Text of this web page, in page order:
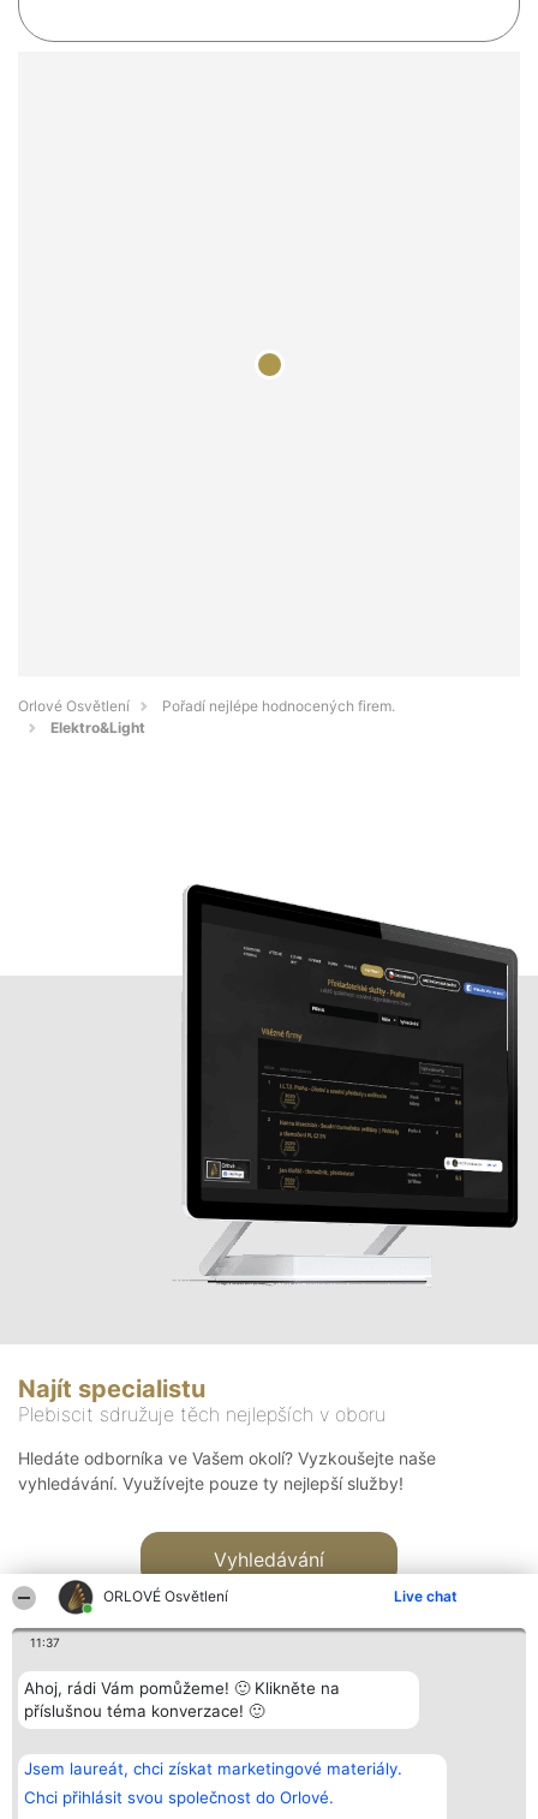
ORLOVÉ Osvětlení Live chat
11:37
Ahoj, rádi Vám pomůžeme! 🙂 Klikněte na
příslušnou téma konverzace! 🙂
Jsem laureát, chci získat marketingové materiály.
Chci přihlásit svou společnost do Orlové.
Orlové Osvětlení
Pořadí nejlépe hodnocených firem.
Elektro&Light
Najít specialistu
Plebiscit sdružuje těch nejlepších v oboru
Hledáte odborníka ve Vašem okolí? Vyzkoušejte naše
vyhledávání. Využívejte pouze ty nejlepší služby!
Vyhledávání
Bright Side Solutions sp. z o.
o. sp. k.
ul. Ruska 22
Wrocław 50-079
Vítězové
Seznam všech
laureátů
Zásady
Kontakt